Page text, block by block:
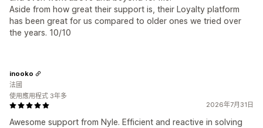
Aside from how great their support is, their Loyalty platform
has been great for us compared to older ones we tried over
the years. 10/10
2026年7月31日
Awesome support from Nyle. Efficient and reactive in solving
inooko
法國
使用應用程式 3年多